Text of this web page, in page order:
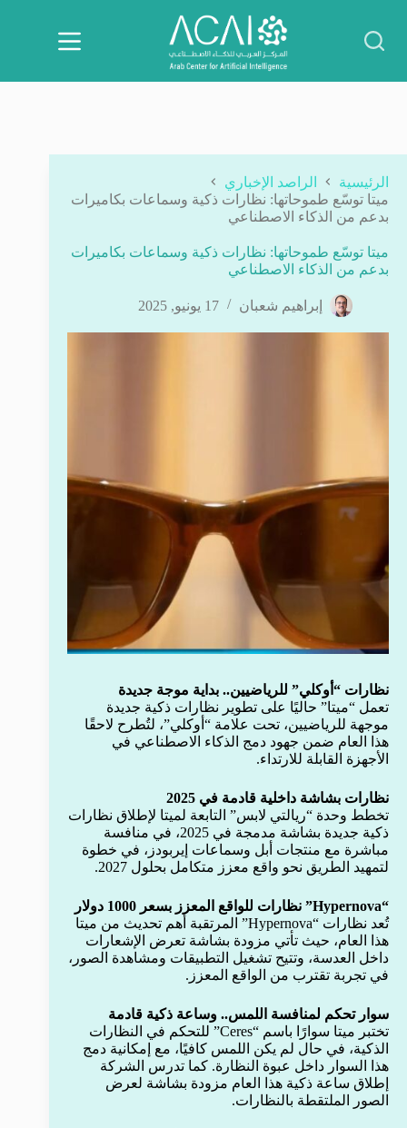
المحتوى
الرئيسية
الراصد الإخباري
ميتا توسّع طموحاتها: نظارات ذكية وسماعات بكاميرات
بدعم من الذكاء الاصطناعي
ميتا توسّع طموحاتها: نظارات ذكية وسماعات بكاميرات
بدعم من الذكاء الاصطناعي
إبراهيم شعبان 17 يونيو, 2025
نظارات “أوكلي” للرياضيين.. بداية موجة جديدة
تعمل “ميتا” حاليًا على تطوير نظارات ذكية جديدة
موجهة للرياضيين، تحت علامة “أوكلي”، لتُطرح لاحقًا
هذا العام ضمن جهود دمج الذكاء الاصطناعي في
الأجهزة القابلة للارتداء.
نظارات بشاشة داخلية قادمة في 2025
تخطط وحدة “ريالتي لابس” التابعة لميتا لإطلاق نظارات
ذكية جديدة بشاشة مدمجة في 2025، في منافسة
مباشرة مع منتجات أبل وسماعات إيربودز، في خطوة
لتمهيد الطريق نحو واقع معزز متكامل بحلول 2027.
“Hypernova” نظارات للواقع المعزز بسعر 1000 دولار
تُعد نظارات “Hypernova” المرتقبة أهم تحديث من ميتا
هذا العام، حيث تأتي مزودة بشاشة تعرض الإشعارات
داخل العدسة، وتتيح تشغيل التطبيقات ومشاهدة الصور،
في تجربة تقترب من الواقع المعزز.
سوار تحكم لمنافسة اللمس.. وساعة ذكية قادمة
تختبر ميتا سوارًا باسم “Ceres” للتحكم في النظارات
الذكية، في حال لم يكن اللمس كافيًا، مع إمكانية دمج
هذا السوار داخل عبوة النظارة. كما تدرس الشركة
إطلاق ساعة ذكية هذا العام مزودة بشاشة لعرض
الصور الملتقطة بالنظارات.